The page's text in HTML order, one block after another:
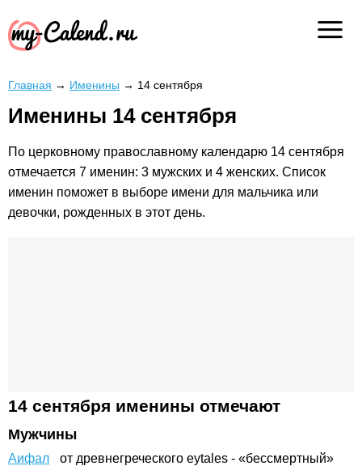
Главная → Именины → 14 сентября
Именины 14 сентября
По церковному православному календарю 14 сентября
отмечается 7 именин: 3 мужских и 4 женских. Список
именин поможет в выборе имени для мальчика или
девочки, рожденных в этот день.
14 сентября именины отмечают
Мужчины
Аифал
от древнегреческого eytales - «бессмертный»